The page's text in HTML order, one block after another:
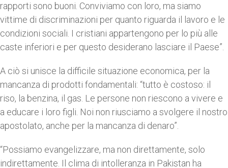
rapporti sono buoni. Conviviamo con loro, ma siamo
vittime di discriminazioni per quanto riguarda il lavoro e le
condizioni sociali. I cristiani appartengono per lo più alle
caste inferiori e per questo desiderano lasciare il Paese”.
A ciò si unisce la difficile situazione economica, per la
mancanza di prodotti fondamentali: “tutto è costoso: il
riso, la benzina, il gas. Le persone non riescono a vivere e
a educare i loro figli. Noi non riusciamo a svolgere il nostro
apostolato, anche per la mancanza di denaro”.
“Possiamo evangelizzare, ma non direttamente, solo
indirettamente. Il clima di intolleranza in Pakistan ha